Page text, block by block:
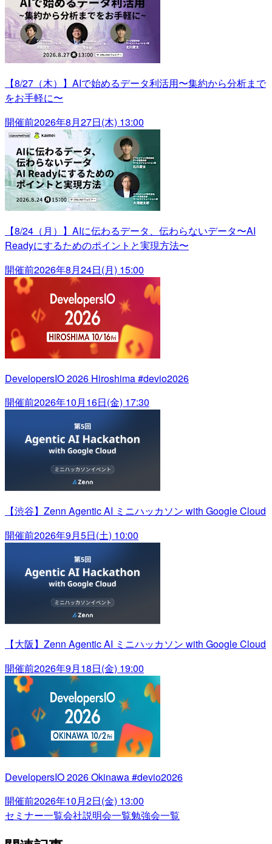
【8/27（木）】AIで始めるデータ利活用〜集約から分析まで
をお手軽に〜
開催前2026年8月27日(木) 13:00
【8/24（月）】AIに伝わるデータ、伝わらないデータ〜AI
Readyにするためのポイントと実現方法〜
開催前2026年8月24日(月) 15:00
DevelopersIO 2026 Hiroshima #devio2026
開催前2026年10月16日(金) 17:30
【渋谷】Zenn Agentic AI ミニハッカソン with Google Cloud
開催前2026年9月5日(土) 10:00
【大阪】Zenn Agentic AI ミニハッカソン with Google Cloud
開催前2026年9月18日(金) 19:00
DevelopersIO 2026 Okinawa #devio2026
開催前2026年10月2日(金) 13:00
セミナー一覧会社説明会一覧勉強会一覧